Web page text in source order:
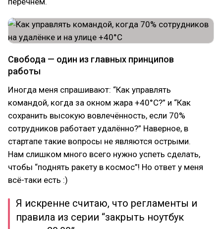
Свобода — один из главных принципов
работы
Иногда меня спрашивают: “Как управлять
командой, когда за окном жара +40°C?” и “Как
сохранить высокую вовлечённость, если 70%
сотрудников работает удалённо?” Наверное, в
стартапе такие вопросы не являются острыми.
Нам слишком много всего нужно успеть сделать,
чтобы “поднять ракету в космос”! Но ответ у меня
всё-таки есть :)
Я искренне считаю, что регламенты и
правила из серии “закрыть ноутбук